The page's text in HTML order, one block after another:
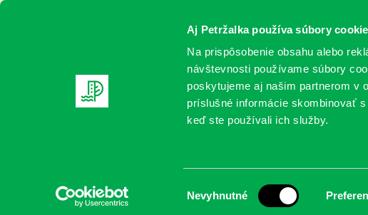
Aj Petržalka používa súbory
Na prispôsobenie obsahu alebo
návštevnosti používame súbory
poskytujeme aj našim partnerom v
príslušné informácie skombinovať
keď ste používali ich služby.
súhlasu
Nevyhnutné
REGISTRUJTE SA ONLINE KATALÓGY
Bowden, David: